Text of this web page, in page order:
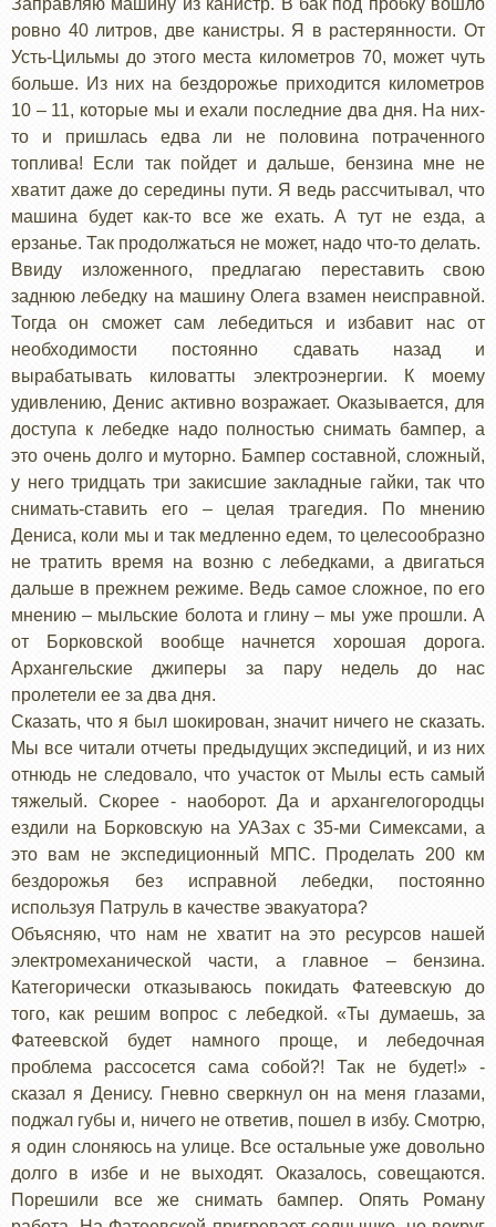
ровно 40 литров, две канистры. Я в растерянности. От
Усть-Цильмы до этого места километров 70, может чуть
больше. Из них на бездорожье приходится километров
10 – 11, которые мы и ехали последние два дня. На них-
то и пришлась едва ли не половина потраченного
топлива! Если так пойдет и дальше, бензина мне не
хватит даже до середины пути. Я ведь рассчитывал, что
машина будет как-то все же ехать. А тут не езда, а
ерзанье. Так продолжаться не может, надо что-то делать.
Ввиду изложенного, предлагаю переставить свою
заднюю лебедку на машину Олега взамен неисправной.
Тогда он сможет сам лебедиться и избавит нас от
необходимости постоянно сдавать назад и
вырабатывать киловатты электроэнергии. К моему
удивлению, Денис активно возражает. Оказывается, для
доступа к лебедке надо полностью снимать бампер, а
это очень долго и муторно. Бампер составной, сложный,
у него тридцать три закисшие закладные гайки, так что
снимать-ставить его – целая трагедия. По мнению
Дениса, коли мы и так медленно едем, то целесообразно
не тратить время на возню с лебедками, а двигаться
дальше в прежнем режиме. Ведь самое сложное, по его
мнению – мыльские болота и глину – мы уже прошли. А
от Борковской вообще начнется хорошая дорога.
Архангельские джиперы за пару недель до нас
пролетели ее за два дня.
Сказать, что я был шокирован, значит ничего не сказать.
Мы все читали отчеты предыдущих экспедиций, и из них
отнюдь не следовало, что участок от Мылы есть самый
тяжелый. Скорее - наоборот. Да и архангелогородцы
ездили на Борковскую на УАЗах с 35-ми Симексами, а
это вам не экспедиционный МПС. Проделать 200 км
бездорожья без исправной лебедки, постоянно
используя Патруль в качестве эвакуатора?
Объясняю, что нам не хватит на это ресурсов нашей
электромеханической части, а главное – бензина.
Категорически отказываюсь покидать Фатеевскую до
того, как решим вопрос с лебедкой. «Ты думаешь, за
Фатеевской будет намного проще, и лебедочная
проблема рассосется сама собой?! Так не будет!» -
сказал я Денису. Гневно сверкнул он на меня глазами,
поджал губы и, ничего не ответив, пошел в избу. Смотрю,
я один слоняюсь на улице. Все остальные уже довольно
долго в избе и не выходят. Оказалось, совещаются.
Порешили все же снимать бампер. Опять Роману